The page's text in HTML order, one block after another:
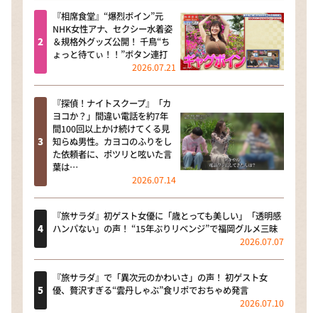
『相席食堂』“爆烈ボイン”元
NHK女性アナ、セクシー水着姿
＆規格外グッズ公開！ 千鳥“ち
ょっと待てぃ！！”ボタン連打
2026.07.21
『探偵！ナイトスクープ』「カ
ヨコか？」間違い電話を約7年
間100回以上かけ続けてくる見
知らぬ男性。カヨコのふりをし
た依頼者に、ポツリと呟いた言
葉は…
2026.07.14
『旅サラダ』初ゲスト女優に「歳とっても美しい」「透明感
ハンパない」の声！ “15年ぶりリベンジ”で福岡グルメ三昧
2026.07.07
『旅サラダ』で「異次元のかわいさ」の声！ 初ゲスト女
優、贅沢すぎる“雲丹しゃぶ”食リポでおちゃめ発言
2026.07.10